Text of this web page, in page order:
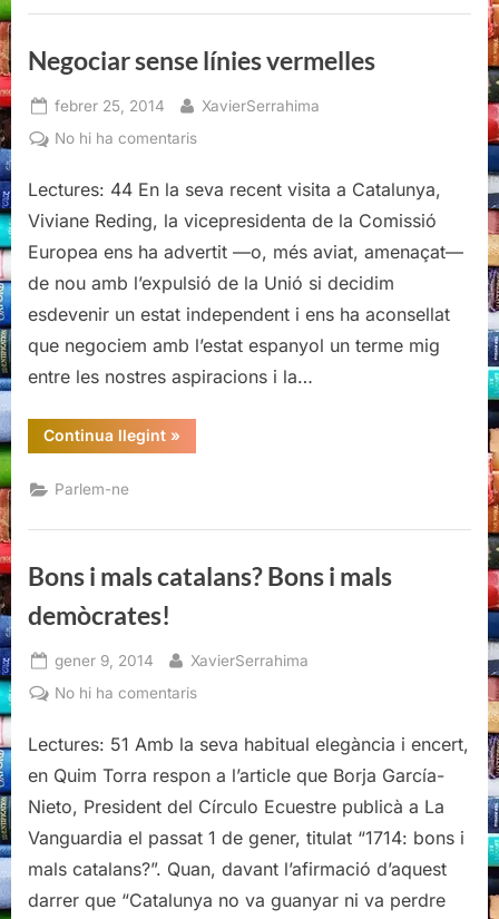
Negociar sense línies vermelles
Posted
on
febrer 25, 2014 By
XavierSerrahima
No hi ha comentarisa
sense
línies
Lectures: 44 En la seva recent visita a Catalunya,
Viviane Reding, la vicepresidenta de la Comissió
Europea ens ha advertit —o, més aviat, amenaçat—
de nou amb l’expulsió de la Unió si decidim
esdevenir un estat independent i ens ha aconsellat
que negociem amb l’estat espanyol un terme mig
entre les nostres aspiracions i la…
Continua llegint“Negociar
sense
»
Parlem-ne
Bons i mals catalans? Bons i mals
demòcrates!
Posted
on
gener 9, 2014 By
XavierSerrahima
No hi ha comentarisa
mals
Bons
i
mals
demòcrates!
Lectures: 51 Amb la seva habitual elegància i encert,
en Quim Torra respon a l’article que Borja García-
Nieto, President del Círculo Ecuestre publicà a La
Vanguardia el passat 1 de gener, titulat “1714: bons i
mals catalans?”. Quan, davant l’afirmació d’aquest
darrer que “Catalunya no va guanyar ni va perdre